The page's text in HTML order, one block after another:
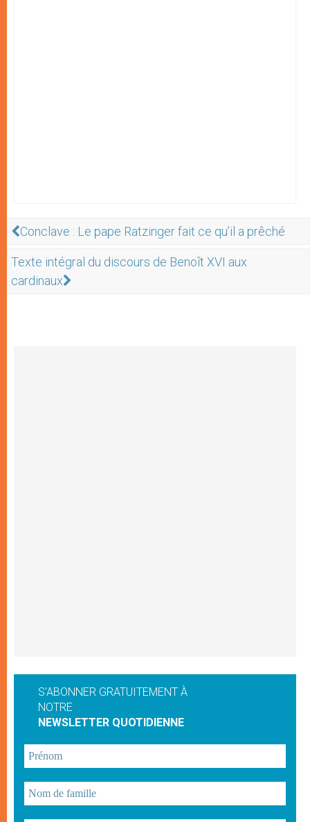
Conclave : Le pape Ratzinger fait ce qu’il a prêché
Texte intégral du discours de Benoît XVI aux
cardinaux
S'ABONNER GRATUITEMENT À
NOTRE
NEWSLETTER QUOTIDIENNE